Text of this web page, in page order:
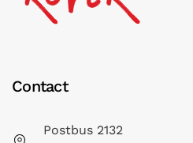
Contact
Postbus 2132